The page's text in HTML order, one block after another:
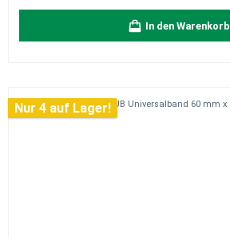
In den Warenkorb
Nur 4 auf Lager!